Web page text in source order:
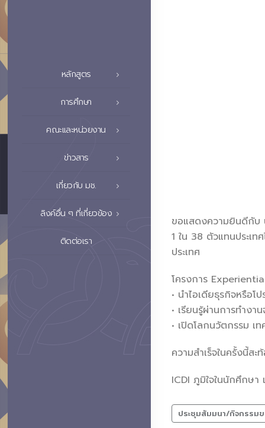
หลักสูตร
การศึกษา
คณะและหน่วยงาน
ข่าวสาร
เกี่ยวกับ มช.
ลิงค์อื่น ๆ ที่เกี่ยวข้อง
ติดต่อเรา
ขอแสดงความยินดีกับ
1 ใน 38 ตัวแทนประเ
ประเทศ
โครงการ
• นำไอเดียธุรกิจหรือโ
• เรียนรู้ผ่านการทำง
• เปิดโลกนวัตกรรม
ความสำเร็จในครั้งนี้
ICDI ภูมิใจในนักศึกษา
ประชุมสัมมนา/กิจกรรม